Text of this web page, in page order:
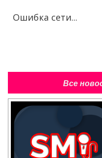
Ошибка сети...
Все